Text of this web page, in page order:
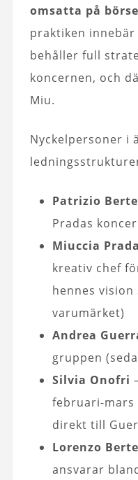
omsatta på
praktiken
behåller full
koncernen, och
Miu.
Nyckelpersoner i
Patrizio
Pradas
Miuccia Prada
kreativ chef
hennes
varumärket)
Andrea
gruppen
Silvia Onofri
februari-
direkt till
Lorenzo
ansvarar